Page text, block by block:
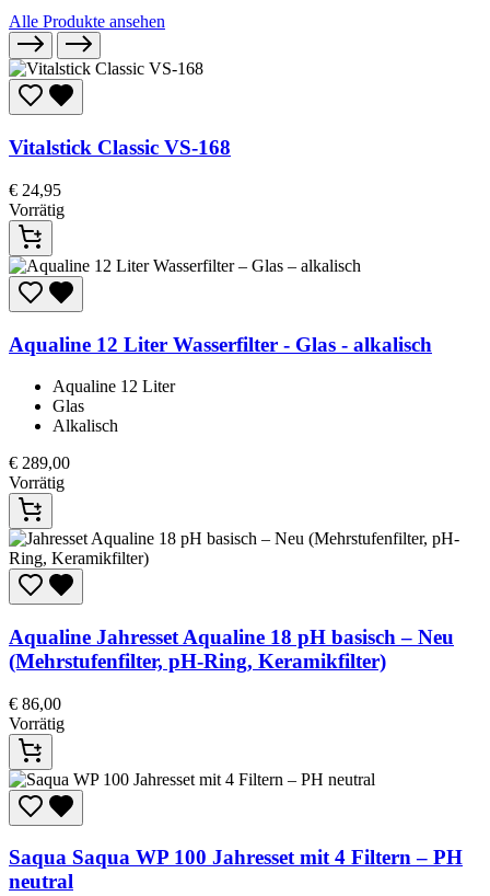
Alle Produkte ansehen
Vitalstick Classic VS-168
€ 24,95
Vorrätig
Aqualine 12 Liter Wasserfilter - Glas - alkalisch
Aqualine 12 Liter
Glas
Alkalisch
€ 289,00
Vorrätig
Aqualine Jahresset Aqualine 18 pH basisch – Neu
(Mehrstufenfilter, pH-Ring, Keramikfilter)
€ 86,00
Vorrätig
Saqua Saqua WP 100 Jahresset mit 4 Filtern – PH
neutral